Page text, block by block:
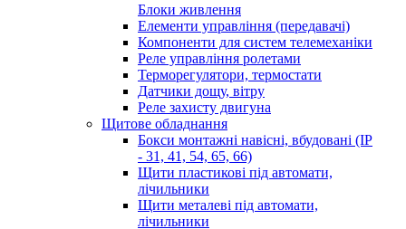
Блоки живлення
Елементи управління (передавачі)
Компоненти для систем телемеханіки
Реле управління ролетами
Терморегулятори, термостати
Датчики дощу, вітру
Реле захисту двигуна
Щитове обладнання
Бокси монтажні навісні, вбудовані (IP
- 31, 41, 54, 65, 66)
Щити пластикові під автомати,
лічильники
Щити металеві під автомати,
лічильники